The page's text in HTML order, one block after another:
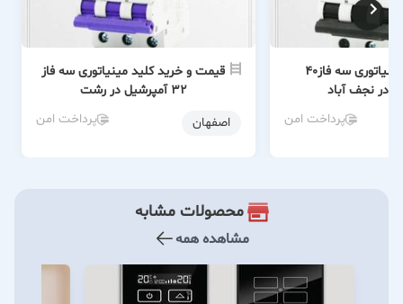
خرید کلید مینیاتوری سه فاز40
در نجف آباد
پرداخت امن
قیمت و خرید کلید مینیاتوری سه فاز
32 آمپرشیل در رشت
اصفهان
پرداخت امن
محصولات مشابه
مشاهده همه